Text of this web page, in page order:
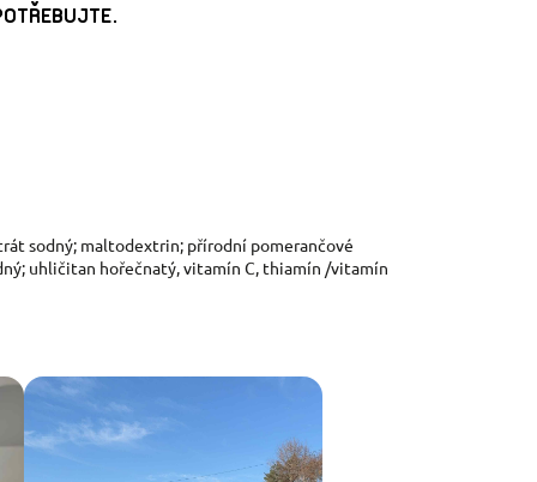
sodný; maltodextrin; přírodní pomerančové
uhličitan hořečnatý, vitamín C, thiamín /vitamín